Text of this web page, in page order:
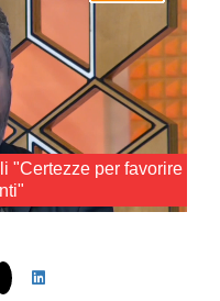
"Certezze per favorire